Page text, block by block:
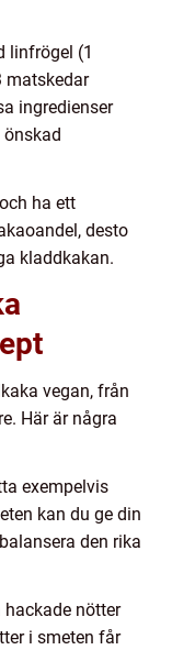
linfrögel (1
matskedar
ingredienser
ha ett
desto
kladdkakan.
vegan, från
Här är några
exempelvis
kan du ge din
den rika
nötter
i smeten får